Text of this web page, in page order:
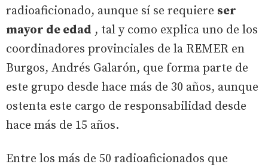
radioaficionado, aunque sí se requiere ser
mayor de edad , tal y como explica uno de los
coordinadores provinciales de la REMER en
Burgos, Andrés Galarón, que forma parte de
este grupo desde hace más de 30 años, aunque
ostenta este cargo de responsabilidad desde
hace más de 15 años.
Entre los más de 50 radioaficionados que